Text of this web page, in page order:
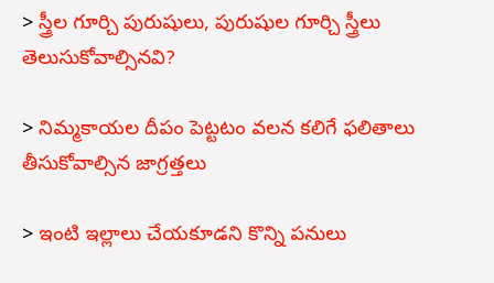
> స్త్రీల గూర్చి పురుషులు, పురుషుల గూర్చి స్త్రీలు
తెలుసుకోవాల్సినవి?
> నిమ్మకాయల దీపం పెట్టటం వలన కలిగే ఫలితాలు
తీసుకోవాల్సిన జాగ్రత్తలు
> ఇంటి ఇల్లాలు చేయకూడని కొన్ని పనులు